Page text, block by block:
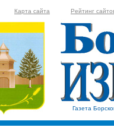
Карта сайта Рейтинг
Газета